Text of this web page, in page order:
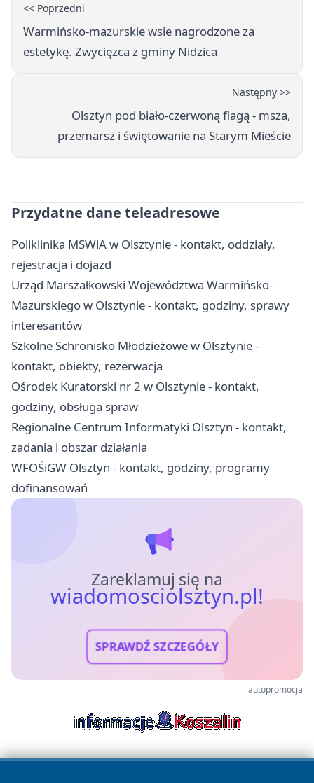
<< Poprzedni
Warmińsko-mazurskie wsie nagrodzone za
estetykę. Zwycięzca z gminy Nidzica
Następny >>
Olsztyn pod biało-czerwoną flagą - msza,
przemarsz i świętowanie na Starym Mieście
Przydatne dane teleadresowe
Poliklinika MSWiA w Olsztynie - kontakt, oddziały,
rejestracja i dojazd
Urząd Marszałkowski Województwa Warmińsko-
Mazurskiego w Olsztynie - kontakt, godziny, sprawy
interesantów
Szkolne Schronisko Młodzieżowe w Olsztynie -
kontakt, obiekty, rezerwacja
Ośrodek Kuratorski nr 2 w Olsztynie - kontakt,
godziny, obsługa spraw
Regionalne Centrum Informatyki Olsztyn - kontakt,
zadania i obszar działania
WFOŚiGW Olsztyn - kontakt, godziny, programy
dofinansowań
Zareklamuj się na
wiadomosciolsztyn.pl!
SPRAWDŹ SZCZEGÓŁY
autopromocja